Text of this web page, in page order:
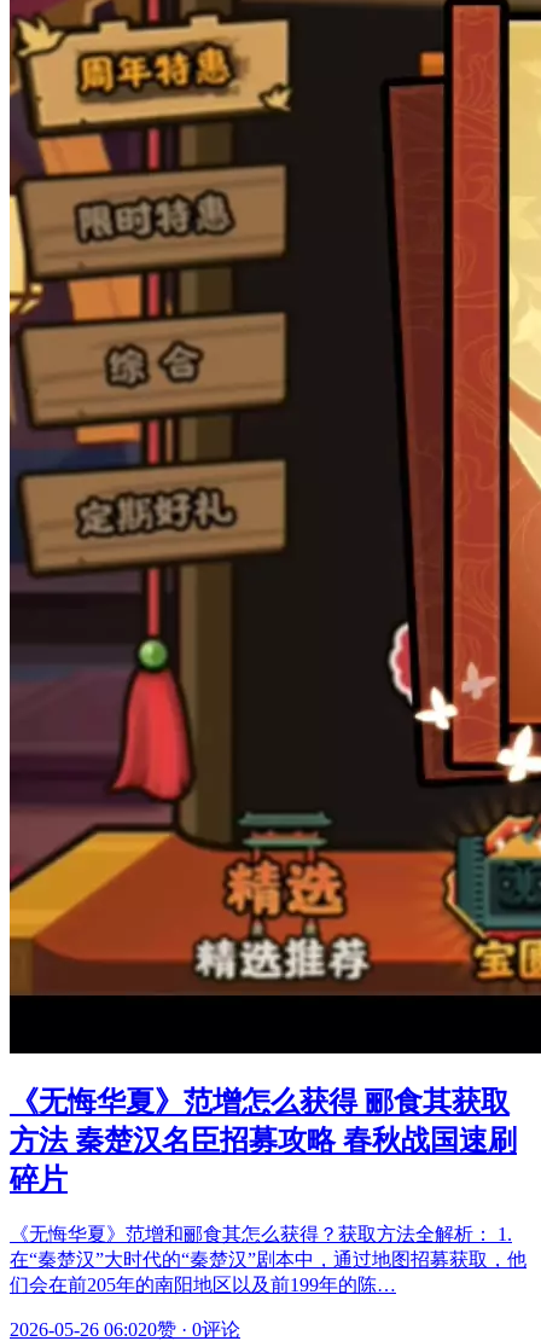
《无悔华夏》范增怎么获得 郦食其获取
方法 秦楚汉名臣招募攻略 春秋战国速刷
碎片
《无悔华夏》范增和郦食其怎么获得？获取方法全解析： 1.
在“秦楚汉”大时代的“秦楚汉”剧本中，通过地图招募获取，他
们会在前205年的南阳地区以及前199年的陈…
2026-05-26 06:020赞 · 0评论